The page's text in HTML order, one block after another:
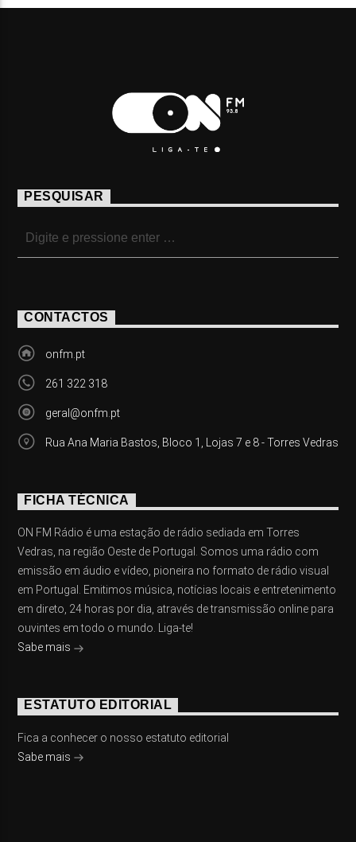
PESQUISAR
CONTACTOS
onfm.pt
261 322 318
geral@onfm.pt
Rua Ana Maria Bastos, Bloco 1, Lojas 7 e 8 - Torres Vedras
FICHA TÉCNICA
ON FM Rádio é uma estação de rádio sediada em Torres
Vedras, na região Oeste de Portugal. Somos uma rádio com
emissão em áudio e vídeo, pioneira no formato de rádio visual
em Portugal. Emitimos música, notícias locais e entretenimento
em direto, 24 horas por dia, através de transmissão online para
ouvintes em todo o mundo. Liga-te!
Sabe mais
ESTATUTO EDITORIAL
Fica a conhecer o nosso estatuto editorial
Sabe mais